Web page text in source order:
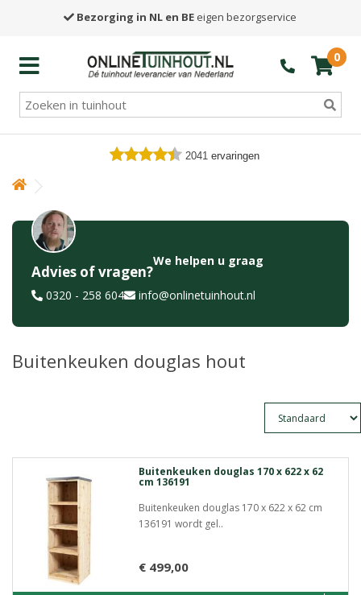
Bezorging in NL en BE eigen bezorgservice
0
2041 ervaringen
Advies of vragen?
We helpen u graag
0320 - 258 604 info@onlinetuinhout.nl
Buitenkeuken douglas hout
Buitenkeuken douglas 170 x 622 x 62
cm 136191
Buitenkeuken douglas 170 x 622 x 62 cm
136191 wordt gel..
€ 499,00